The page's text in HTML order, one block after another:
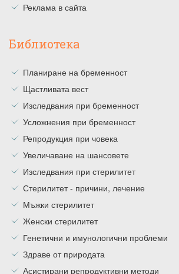
Реклама в сайта
Библиотека
Планиране на бременност
Щастливата вест
Изследвания при бременност
Усложнения при бременност
Репродукция при човека
Увеличаване на шансовете
Изследвания при стерилитет
Стерилитет - причини, лечение
Мъжки стерилитет
Женски стерилитет
Генетични и имунологични проблеми
Здраве от природата
Асистирани репродуктивни методи